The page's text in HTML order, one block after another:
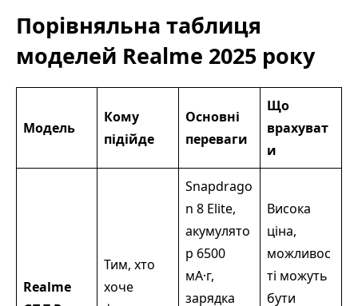
Порівняльна таблиця
моделей Realme 2025 року
Модель
Кому
підійде
Основні
переваги
Що
врахуват
и
Realme
Тим, хто
хоче
Snapdrago
n 8 Elite,
акумулято
р 6500
мА·г,
зарядка
Висока
ціна,
можливос
ті можуть
бути